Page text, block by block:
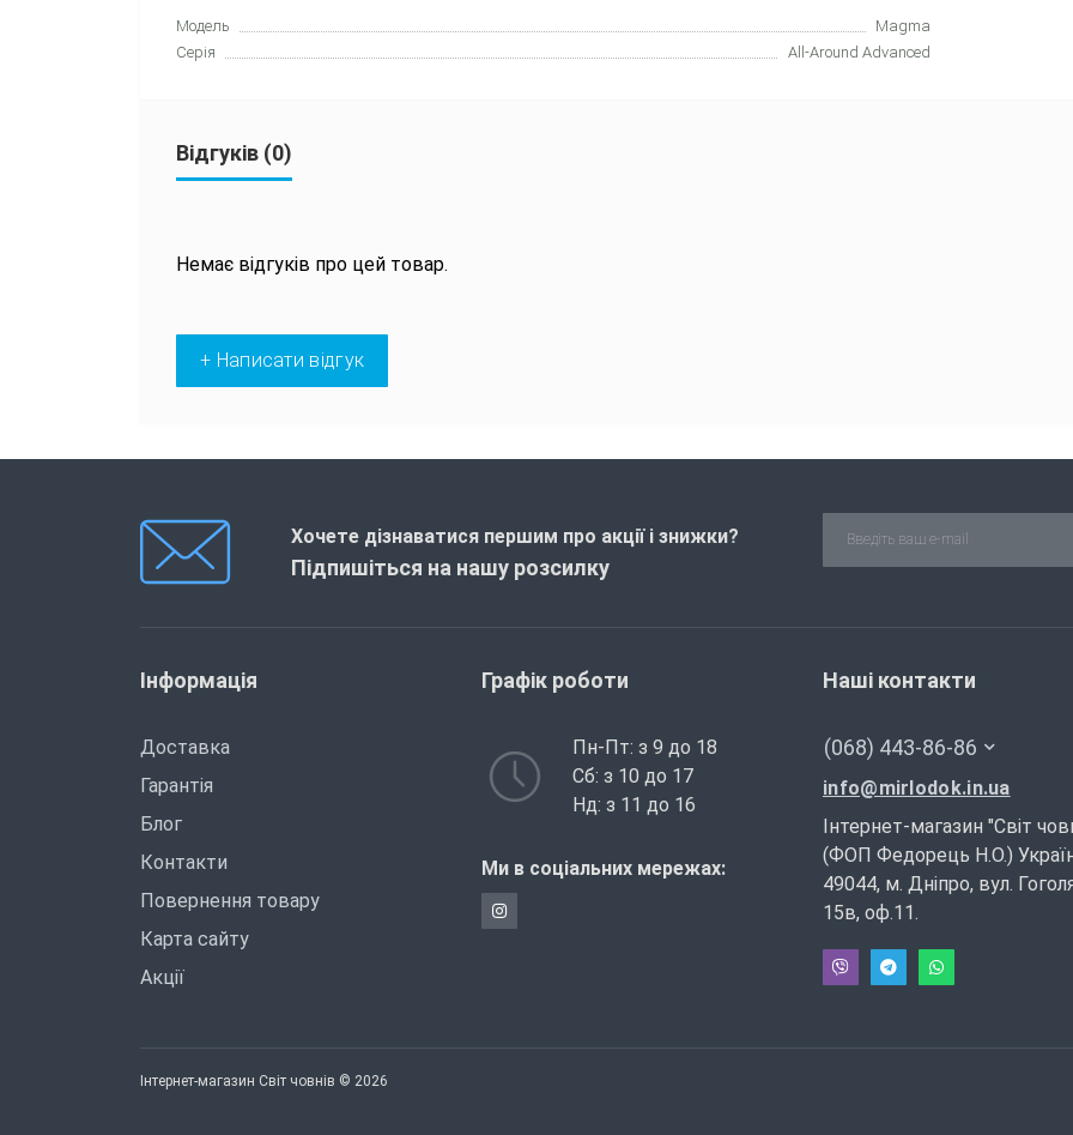
Модель
Magma
Серія
All-Around Advanced
Відгуків (0)
Немає відгуків про цей товар.
+ Написати відгук
Хочете дізнаватися першим про акції і знижки?
Підпишіться на нашу розсилку
Інформація
Доставка
Гарантія
Блог
Контакти
Повернення товару
Карта сайту
Акції
Графік роботи
Пн-Пт: з 9 до 18
Сб: з 10 до 17
Нд: з 11 до 16
Ми в соціальних мережах:
Наші контакти
(068) 443-86-86
info@mirlodok.in.ua
Інтернет-магазин "Світ
(ФОП Федорець Н.О.)
49044, м. Дніпро, вул.
15в, оф.11.
Інтернет-магазин Світ човнів © 2026